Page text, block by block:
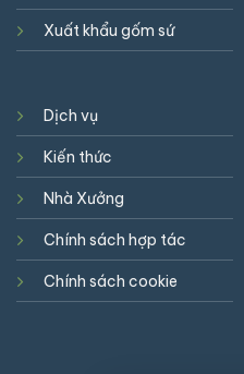
Xuất khẩu gốm sứ
Dịch vụ
Kiến thức
Nhà Xưởng
Chính sách hợp tác
Chính sách cookie